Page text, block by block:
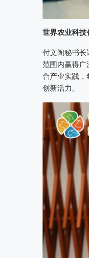
世界农业科
付文阁秘书长
范围内赢得广
合产业实践，
创新活力。